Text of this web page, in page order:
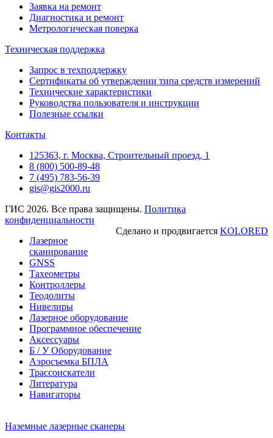
Заявка на ремонт
Диагностика и ремонт
Метрологическая поверка
Техническая поддержка
Запрос в техподдержку
Сертификаты об утверждении типа средств измерений
Технические характеристики
Руководства пользователя и инструкции
Полезные ссылки
Контакты
125363, г. Москва, Строительный проезд, 1
8 (800) 500-89-48
7 (495) 783-56-39
gis@gis2000.ru
ГИС 2026. Все права защищены. Политика
конфиденциальности
Сделано и продвигается KOLORED
Лазерное
сканирование
GNSS
Тахеометры
Контроллеры
Теодолиты
Нивелиры
Лазерное оборудование
Программное обеспечение
Аксессуары
Б / У Оборудование
Аэросъемка БПЛА
Трассоискатели
Литература
Навигаторы
Наземные лазерные сканеры